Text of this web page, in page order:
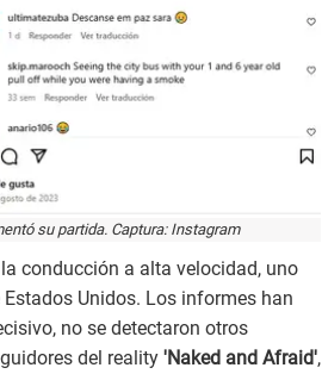
su partida. Captura: Instagram
conducción a alta velocidad, uno
Unidos. Los informes han
no se detectaron otros
del reality 'Naked and Afraid',